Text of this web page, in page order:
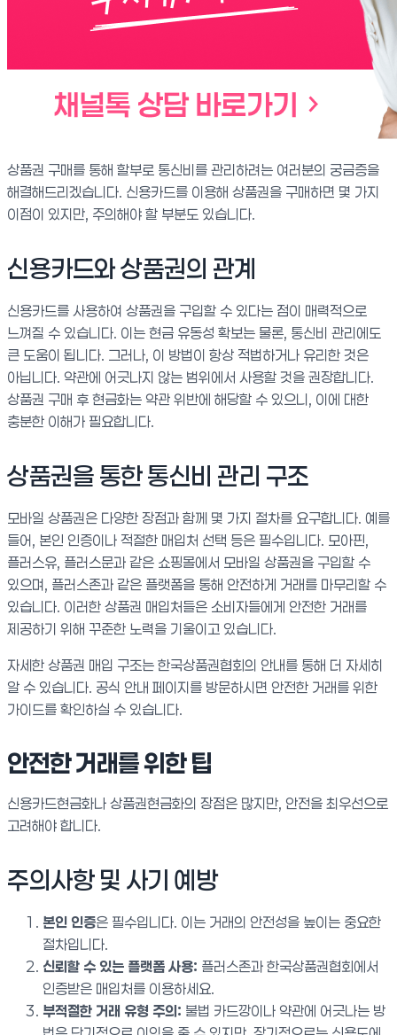
상품권 구매를 통해 할부로 통신비를 관리하려는 여러분의 궁금증을
해결해드리겠습니다. 신용카드를 이용해 상품권을 구매하면 몇 가지
이점이 있지만, 주의해야 할 부분도 있습니다.
신용카드와 상품권의 관계
신용카드를 사용하여 상품권을 구입할 수 있다는 점이 매력적으로
느껴질 수 있습니다. 이는 현금 유동성 확보는 물론, 통신비 관리에도
큰 도움이 됩니다. 그러나, 이 방법이 항상 적법하거나 유리한 것은
아닙니다. 약관에 어긋나지 않는 범위에서 사용할 것을 권장합니다.
상품권 구매 후 현금화는 약관 위반에 해당할 수 있으니, 이에 대한
충분한 이해가 필요합니다.
상품권을 통한 통신비 관리 구조
모바일 상품권은 다양한 장점과 함께 몇 가지 절차를 요구합니다. 예를
들어, 본인 인증이나 적절한 매입처 선택 등은 필수입니다. 모아핀,
플러스유, 플러스문과 같은 쇼핑몰에서 모바일 상품권을 구입할 수
있으며, 플러스존과 같은 플랫폼을 통해 안전하게 거래를 마무리할 수
있습니다. 이러한 상품권 매입처들은 소비자들에게 안전한 거래를
제공하기 위해 꾸준한 노력을 기울이고 있습니다.
자세한 상품권 매입 구조는 한국상품권협회의 안내를 통해 더 자세히
알 수 있습니다. 공식 안내 페이지를 방문하시면 안전한 거래를 위한
가이드를 확인하실 수 있습니다.
안전한 거래를 위한 팁
신용카드현금화나 상품권현금화의 장점은 많지만, 안전을 최우선으로
고려해야 합니다.
주의사항 및 사기 예방
본인 인증은 필수입니다. 이는 거래의 안전성을 높이는 중요한
절차입니다.
신뢰할 수 있는 플랫폼 사용: 플러스존과 한국상품권협회에서
인증받은 매입처를 이용하세요.
부적절한 거래 유형 주의: 불법 카드깡이나 약관에 어긋나는 방